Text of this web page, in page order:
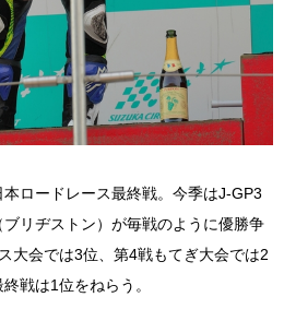
ロードレース最終戦。今季はJ-GP3
リヂストン）が毎戦のように優勝争
大会では3位、第4戦もてぎ大会では2
戦は1位をねらう。